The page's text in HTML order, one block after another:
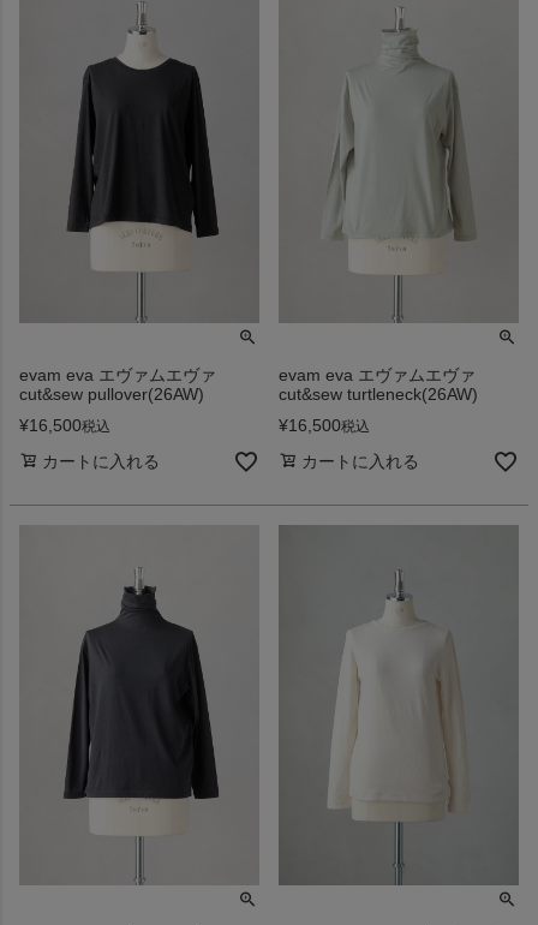
evam eva エヴァムエヴァ
cut&sew pullover(26AW)
¥16,500税込
カートに入れる
evam eva エヴァムエヴァ
cut&sew turtleneck(26AW)
¥16,500税込
カートに入れる